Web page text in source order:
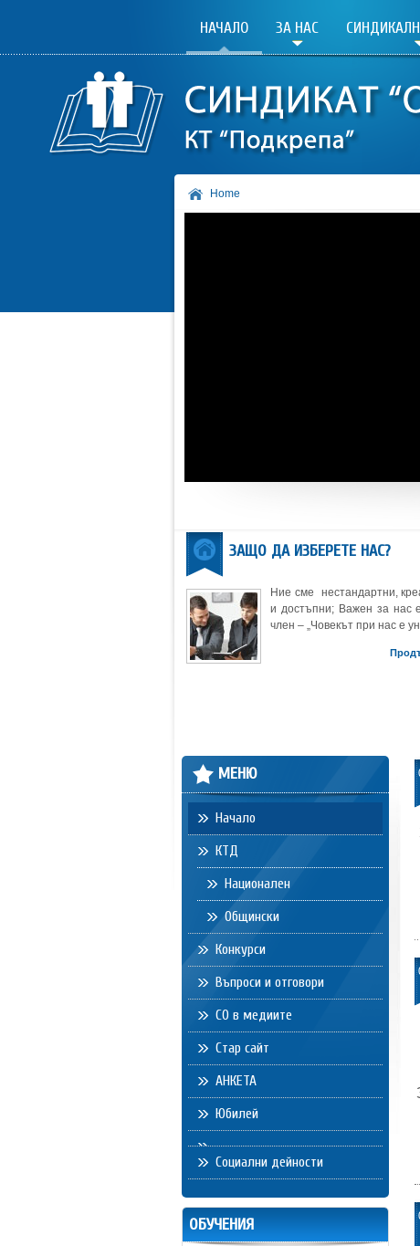
НАЧАЛО ЗА НАС
Home
ЗАЩО ДА ИЗБЕРЕТЕ НАС?
Ние сме нестандартни,
и достъпни; Важен за нас
член – „Човекът при нас е
МЕНЮ
Начало
КТД
Национален
Общински
Конкурси
Въпроси и отговори
СО в медиите
Стар сайт
АНКЕТА
Юбилей
Социални дейности
ОБУЧЕНИЯ